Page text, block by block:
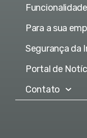
Para a sua
Segurança da
Portal de
Contato